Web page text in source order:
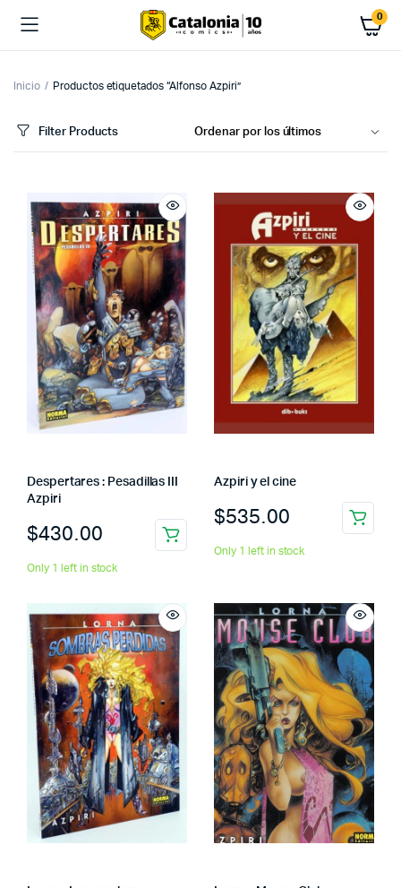
0
Inicio Productos etiquetados “Alfonso Azpiri”
Filter Products
Despertares : Pesadillas III
Azpiri
$430.00
Only 1 left in stock
Azpiri y el cine
$535.00
Only 1 left in stock